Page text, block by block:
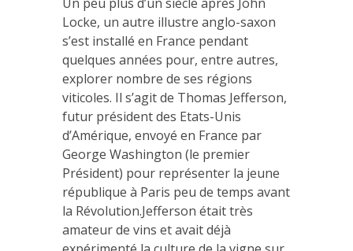
Locke, un autre illustre anglo-saxon
s’est installé en France pendant
quelques années pour, entre autres,
explorer nombre de ses régions
viticoles. Il s’agit de Thomas Jefferson,
futur président des Etats-Unis
d’Amérique, envoyé en France par
George Washington (le premier
Président) pour représenter la jeune
république à Paris peu de temps avant
la Révolution.Jefferson était très
amateur de vins et avait déjà